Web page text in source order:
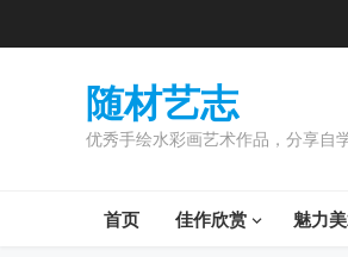
随材艺志
优秀手绘水彩画艺术作品，分享自
首页 佳作欣赏 魅力